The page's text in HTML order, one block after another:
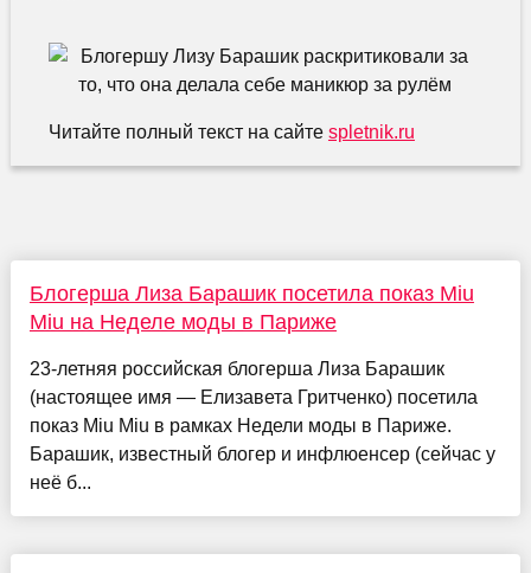
Читайте полный текст на сайте spletnik.ru
Блогерша Лиза Барашик посетила показ Miu
Miu на Неделе моды в Париже
23-летняя российская блогерша Лиза Барашик
(настоящее имя — Елизавета Гритченко) посетила
показ Miu Miu в рамках Недели моды в Париже.
Барашик, известный блогер и инфлюенсер (сейчас у
неё б...